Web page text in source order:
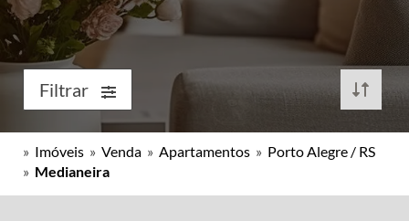
Filtrar
» Imóveis » Venda » Apartamentos » Porto Alegre / RS
» Medianeira